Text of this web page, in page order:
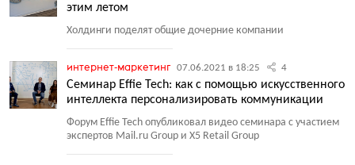
этим летом
Холдинги поделят общие дочерние компании
интернет-маркетинг 07.06.2021 в 18:25 4
Семинар Effie Tech: как с помощью искусственного
интеллекта персонализировать коммуникации
Форум Effie Tech опубликовал видео семинара с участием
экспертов Mail.ru Group и X5 Retail Group